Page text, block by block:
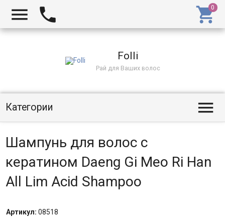
Folli
Рай для Ваших волос
Категории
Шампунь для волос с
кератином Daeng Gi Meo Ri Han
All Lim Acid Shampoo
Артикул: 08518